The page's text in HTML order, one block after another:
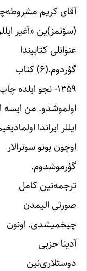
آقای کریم مشروطه‌چی
(سؤنمز)ین «آغیر‌ ایللر»
عنوانلی کتابیندا
گؤردوم.(۶) کتاب
۱۳۵۹- نجو ‌ایلده چاپ
اولموشدو. من ‌ایسه او
‌ایللر ‌ایراندا اولمادیغیم
اوچون بونو سونرالار
گؤرموشدوم.
ترجمه‌نین کامل
صورتی الیمدن
چیخمیشدی. اونون
آدینا حزبی
دوستلاری‌نین